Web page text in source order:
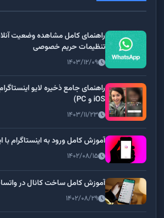
راهنمای کامل مشاهده وضعیت
تنظیمات حریم خصوصی
۱۴۰۳/۱۲/۰۹
iOS و PC)
۱۴۰۳/۱۱/۲۳
آموزش کامل ورود به اینستاگرام
۱۴۰۲/۰۸/۱۵
آموزش کامل ساخت کانال در واتساپ
۱۴۰۲/۰۸/۲۹